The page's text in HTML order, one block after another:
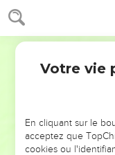
Ezéchiel 15
La vigne livrée
La parole de
« Fils de l’homme,
tout autre bois, que
Tire-t-on de ce bois
tire-t-on un crochet
Votre vie
En cliquant sur le
acceptez que
cookies ou